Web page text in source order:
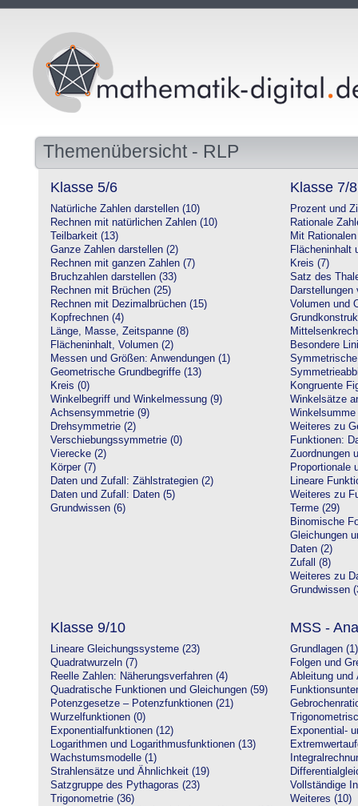
Themenübersicht - RLP
Klasse 5/6
Natürliche Zahlen darstellen (10)
Rechnen mit natürlichen Zahlen (10)
Teilbarkeit (13)
Ganze Zahlen darstellen (2)
Rechnen mit ganzen Zahlen (7)
Bruchzahlen darstellen (33)
Rechnen mit Brüchen (25)
Rechnen mit Dezimalbrüchen (15)
Kopfrechnen (4)
Länge, Masse, Zeitspanne (8)
Flächeninhalt, Volumen (2)
Messen und Größen: Anwendungen (1)
Geometrische Grundbegriffe (13)
Kreis (0)
Winkelbegriff und Winkelmessung (9)
Achsensymmetrie (9)
Drehsymmetrie (2)
Verschiebungssymmetrie (0)
Vierecke (2)
Körper (7)
Daten und Zufall: Zählstrategien (2)
Daten und Zufall: Daten (5)
Grundwissen (6)
Klasse 7/8
Prozent und
Rationale
Mit
Flächeninhalt
Kreis (7)
Satz des
Darstellungen
Volumen und
Besondere
Kongruente
Winkelsätze
Weiteres zu
Funktionen:
Zuordnungen
Proportionale
Lineare
Weiteres zu
Terme (29)
Binomische
Gleichungen
Daten (2)
Zufall (8)
Weiteres zu
Grundwissen
Klasse 9/10
Lineare Gleichungssysteme (23)
Quadratwurzeln (7)
Reelle Zahlen: Näherungsverfahren (4)
Quadratische Funktionen und Gleichungen (59)
Potenzgesetze – Potenzfunktionen (21)
Wurzelfunktionen (0)
Exponentialfunktionen (12)
Logarithmen und Logarithmusfunktionen (13)
Wachstumsmodelle (1)
Strahlensätze und Ähnlichkeit (19)
Satzgruppe des Pythagoras (23)
Trigonometrie (36)
MSS -
Grundlagen (1)
Folgen und
Ableitung und
Exponential-
Vollständige
Weiteres (10)